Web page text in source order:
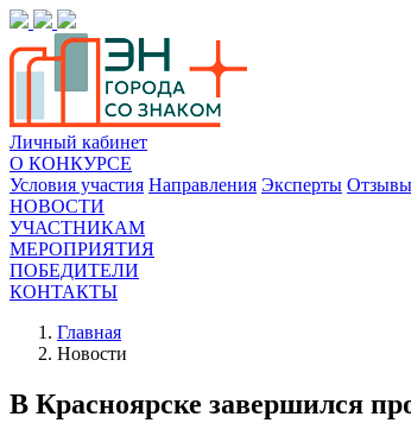
Личный кабинет
О КОНКУРСЕ
Условия участия Направления Эксперты Отзывы
НОВОСТИ
УЧАСТНИКАМ
МЕРОПРИЯТИЯ
ПОБЕДИТЕЛИ
КОНТАКТЫ
Главная
Новости
В Красноярске завершился